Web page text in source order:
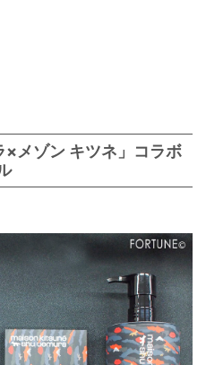
×メゾン キツネ」コラボ